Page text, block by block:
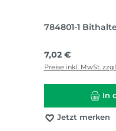
784801-1
Regulärer Preis:
7,02 €
Preise inkl. MwSt.
In
Jetzt merken